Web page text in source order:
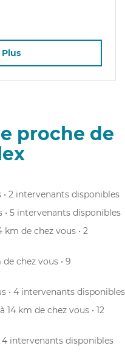
Plus
proche de
• 2 intervenants disponibles
• 5 intervenants disponibles
km de chez vous • 2
chez vous • 9
• 4 intervenants disponibles
à 14 km de chez vous • 12
4 intervenants disponibles